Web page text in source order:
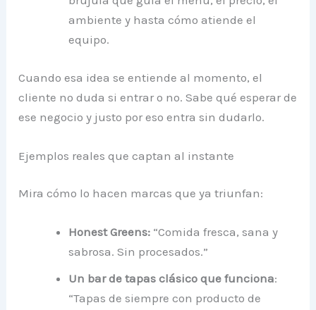
ambiente y hasta cómo atiende el
equipo.
Cuando esa idea se entiende al momento, el
cliente no duda si entrar o no. Sabe qué esperar de
ese negocio y justo por eso entra sin dudarlo.
Ejemplos reales que captan al instante
Mira cómo lo hacen marcas que ya triunfan:
Honest Greens: “Comida fresca, sana y
sabrosa. Sin procesados.”
Un bar de tapas clásico que funciona:
“Tapas de siempre con producto de